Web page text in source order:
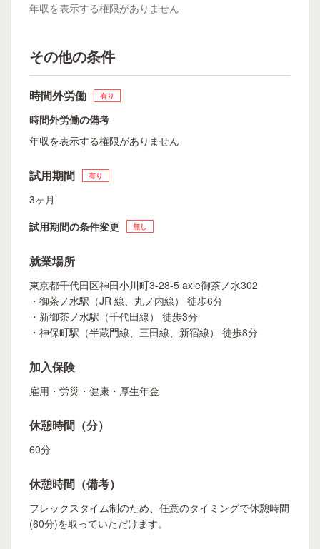
年収を表示する権限がありません
その他の条件
時間外労働 有り
時間外労働の備考
年収を表示する権限がありません
試用期間 有り
3ヶ月
試用期間の条件変更
無し
就業場所
東京都千代田区神田小川町3-28-5 axle御茶ノ水302
・御茶ノ水駅（JR 線、丸ノ内線） 徒歩6分
・新御茶ノ水駅（千代田線） 徒歩3分
・神保町駅（半蔵門線、三田線、新宿線） 徒歩8分
加入保険
雇用・労災・健康・厚生年金
休憩時間（分）
60分
休憩時間（備考）
フレックスタイム制のため、任意のタイミングで休憩時間
(60分)を取っていただけます。